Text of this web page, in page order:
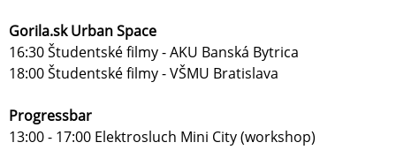
Gorila.sk Urban Space
16:30 Študentské filmy - AKU Banská Bytrica
18:00 Študentské filmy - VŠMU Bratislava
Progressbar
13:00 - 17:00 Elektrosluch Mini City (workshop)